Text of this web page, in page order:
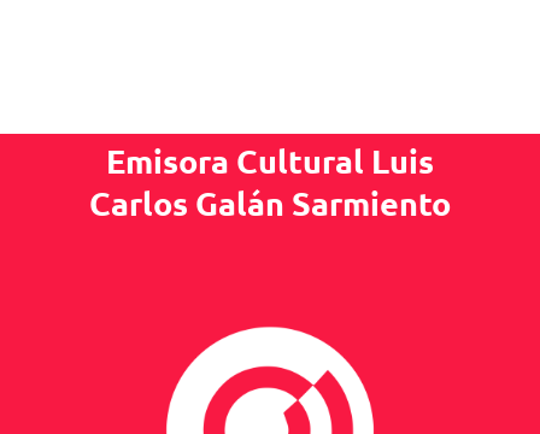
Emisora Cultural Luis
Carlos Galán Sarmiento